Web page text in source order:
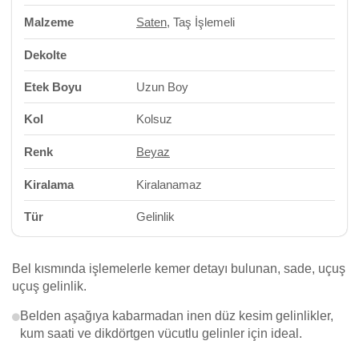
Malzeme Saten, Taş İşlemeli
Dekolte
Etek Boyu Uzun Boy
Kol Kolsuz
Renk Beyaz
Kiralama Kiralanamaz
Tür Gelinlik
Bel kısmında işlemelerle kemer detayı bulunan, sade, uçuş
uçuş gelinlik.
Belden aşağıya kabarmadan inen düz kesim gelinlikler,
kum saati ve dikdörtgen vücutlu gelinler için ideal.